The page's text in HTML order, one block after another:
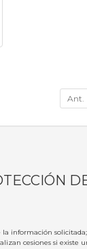
Ant.
la información solicitada;
cesiones si existe